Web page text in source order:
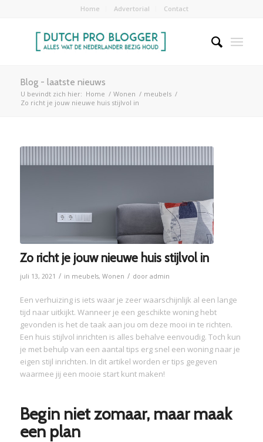
Home Advertorial Contact
Blog - laatste nieuws
U bevindt zich hier: Home / Wonen / meubels /
Zo richt je jouw nieuwe huis stijlvol in
Zo richt je jouw nieuwe huis stijlvol in
juli 13, 2021 / in meubels, Wonen / door admin
Een verhuizing is iets waar je zeer waarschijnlijk al een lange
tijd naar uitkijkt. Wanneer je een geschikte woning hebt
gevonden is het de taak aan jou om deze mooi in te richten.
Een huis stijlvol inrichten is alles behalve eenvoudig. Toch kun
je met behulp van een aantal tips erg snel een woning naar je
eigen stijl inrichten. In dit artikel worden er tips gegeven
waarmee jij een mooie start kunt maken!
Begin niet zomaar, maar maak
een plan